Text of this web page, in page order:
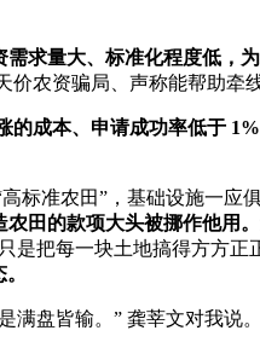
求量大、标准化程度低，
农资骗局、声称能帮助
的成本、申请成功率低于
标准农田”，基础设施一
田的款项大头被挪作他用。
是把每一块土地搞得方方
盘皆输。” 龚莘文对我说。